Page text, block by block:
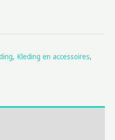
, Kleding en accessoires,